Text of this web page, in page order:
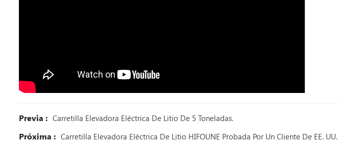
Previa : Carretilla Elevadora Eléctrica De Litio De 5 Toneladas.
Próxima : Carretilla Elevadora Eléctrica De Litio HIFOUNE Probada Por Un Cliente De EE. UU.